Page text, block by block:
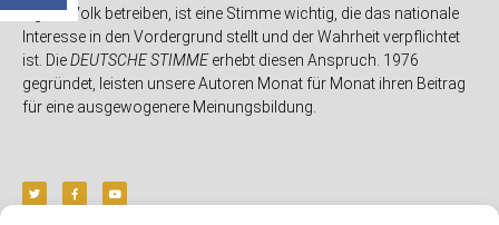
eigene Volk betreiben, ist eine Stimme wichtig, die das nationale
Interesse in den Vordergrund stellt und der Wahrheit verpflichtet
ist. DieDEUTSCHE STIMMEerhebt diesen Anspruch. 1976
gegründet, leisten unsere Autoren Monat für Monat ihren Beitrag
für eine ausgewogenere Meinungsbildung.